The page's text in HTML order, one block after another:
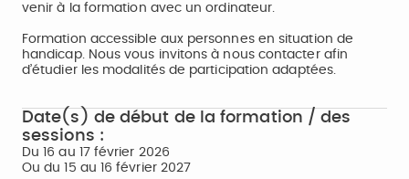
venir à la formation avec un ordinateur.
Formation accessible aux personnes en situation de
handicap. Nous vous invitons à nous contacter afin
d’étudier les modalités de participation adaptées.
Date(s) de début de la formation / des
sessions :
Du 16 au 17 février 2026
Ou du 15 au 16 février 2027